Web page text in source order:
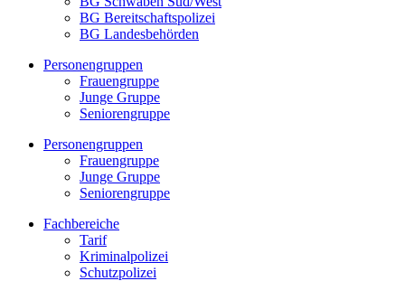
BG Bereitschaftspolizei
BG Landesbehörden
Personengruppen
Frauengruppe
Junge Gruppe
Seniorengruppe
Personengruppen
Frauengruppe
Junge Gruppe
Seniorengruppe
Fachbereiche
Tarif
Kriminalpolizei
Schutzpolizei